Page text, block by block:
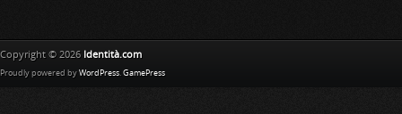
Copyright © 2026 Identità.com
Proudly powered by WordPress. GamePress